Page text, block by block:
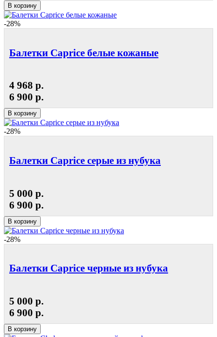
В корзину
-28%
Балетки Caprice белые кожаные
4 968 р.
6 900 р.
В корзину
-28%
Балетки Caprice серые из нубука
5 000 р.
6 900 р.
В корзину
-28%
Балетки Caprice черные из нубука
5 000 р.
6 900 р.
В корзину